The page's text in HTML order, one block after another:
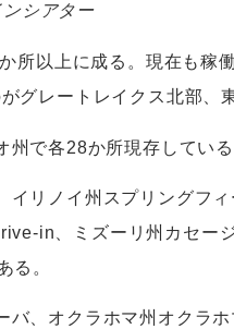
シアター
所以上に成る。現在も稼
グレートレイクス北部、
州で各28か所現存している
イリノイ州スプリング
in、ミズーリ州カセー
る。
バ、オクラホマ州オクラ